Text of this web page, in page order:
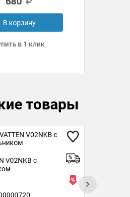
В корзину
в 1 клик
товары
V02NKB с